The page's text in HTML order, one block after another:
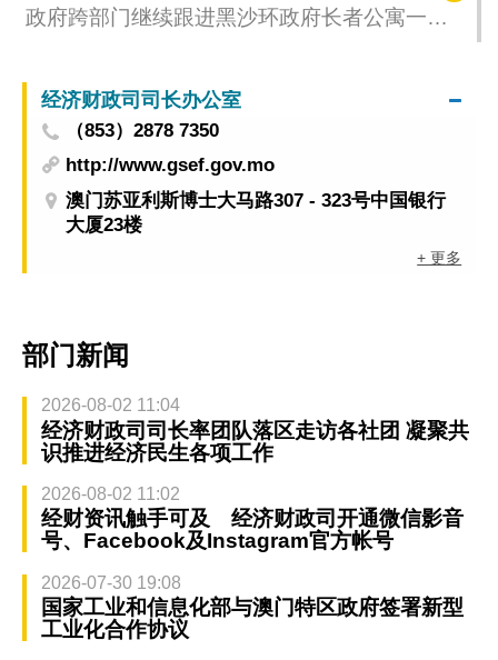
政府跨部门继续跟进黑沙环政府长者公寓一带
经济财政司司长办公室
（853）2878 7350
http://www.gsef.gov.mo
澳门苏亚利斯博士大马路307 - 323号中国银行
大厦23楼
+ 更多
部门新闻
2026-08-02 11:04
经济财政司司长率团队落区走访各社团 凝聚共
识推进经济民生各项工作
2026-08-02 11:02
经财资讯触手可及 经济财政司开通微信影音
号、Facebook及Instagram官方帐号
2026-07-30 19:08
国家工业和信息化部与澳门特区政府签署新型
工业化合作协议